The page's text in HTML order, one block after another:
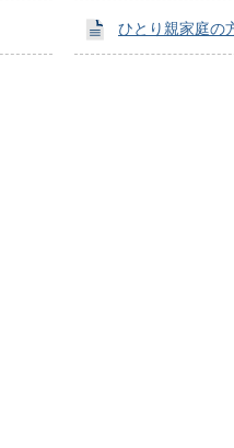
ひとり親家庭の